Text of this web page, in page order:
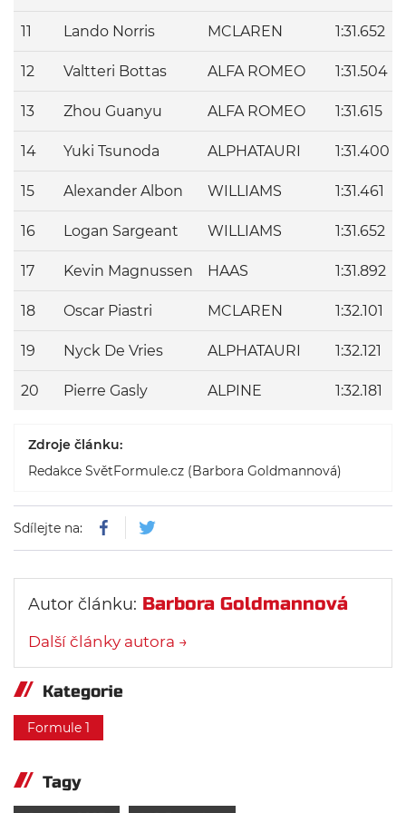
11 Lando Norris MCLAREN 1:31.652
12 Valtteri Bottas ALFA ROMEO 1:31.504
13 Zhou Guanyu ALFA ROMEO 1:31.615
14 Yuki Tsunoda ALPHATAURI 1:31.400
15 Alexander Albon WILLIAMS 1:31.461
16 Logan Sargeant WILLIAMS 1:31.652
17 Kevin Magnussen HAAS 1:31.892
18 Oscar Piastri MCLAREN 1:32.101
19 Nyck De Vries ALPHATAURI 1:32.121
20 Pierre Gasly ALPINE 1:32.181
Zdroje článku:
Redakce SvětFormule.cz (Barbora Goldmannová)
Sdílejte na:
Autor článku: Barbora Goldmannová
Další články autora →
Kategorie
Formule 1
Tagy